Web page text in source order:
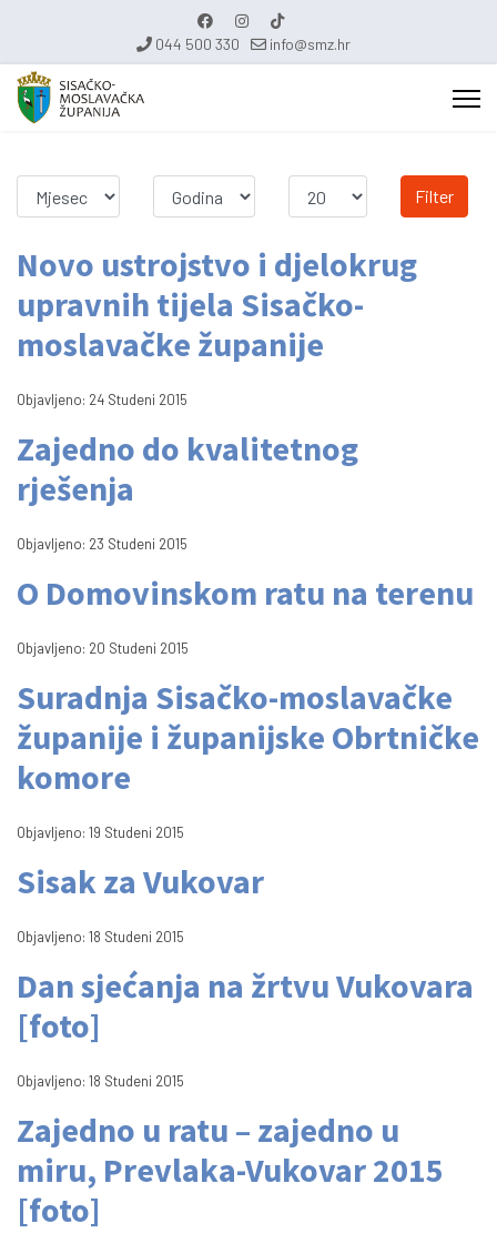
044 500 330 info@smz.hr
Filter
Novo ustrojstvo i djelokrug
upravnih tijela Sisačko-
moslavačke županije
Objavljeno: 24 Studeni 2015
Zajedno do kvalitetnog
rješenja
Objavljeno: 23 Studeni 2015
O Domovinskom ratu na terenu
Objavljeno: 20 Studeni 2015
Suradnja Sisačko-moslavačke
županije i županijske Obrtničke
komore
Objavljeno: 19 Studeni 2015
Sisak za Vukovar
Objavljeno: 18 Studeni 2015
Dan sjećanja na žrtvu Vukovara
[foto]
Objavljeno: 18 Studeni 2015
Zajedno u ratu – zajedno u
miru, Prevlaka-Vukovar 2015
[foto]